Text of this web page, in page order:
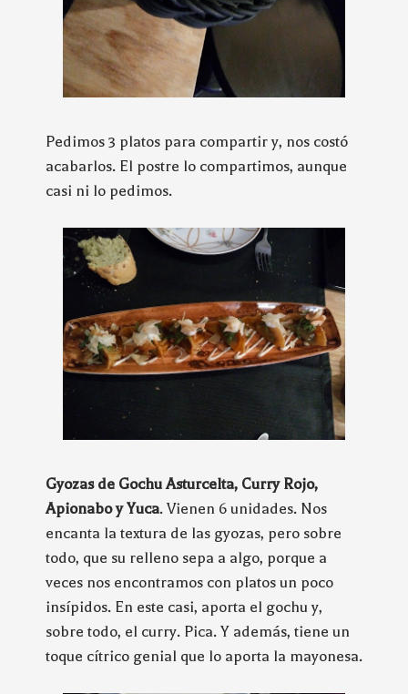
Pedimos 3 platos para compartir y, nos costó
acabarlos. El postre lo compartimos, aunque
casi ni lo pedimos.
Gyozas de Gochu Asturcelta, Curry Rojo,
Apionabo y Yuca. Vienen 6 unidades. Nos
encanta la textura de las gyozas, pero sobre
todo, que su relleno sepa a algo, porque a
veces nos encontramos con platos un poco
insípidos. En este casi, aporta el gochu y,
sobre todo, el curry. Pica. Y además, tiene un
toque cítrico genial que lo aporta la mayonesa.